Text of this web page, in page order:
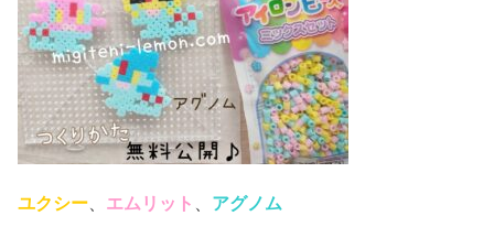
ユクシー エムリット アグノム